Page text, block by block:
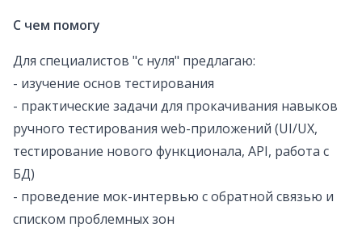
С чем помогу
Для специалистов "с нуля" предлагаю:
- изучение основ тестирования
- практические задачи для прокачивания навыков
ручного тестирования web-приложений (UI/UX,
тестирование нового функционала, API, работа с
БД)
- проведение мок-интервью с обратной связью и
списком проблемных зон